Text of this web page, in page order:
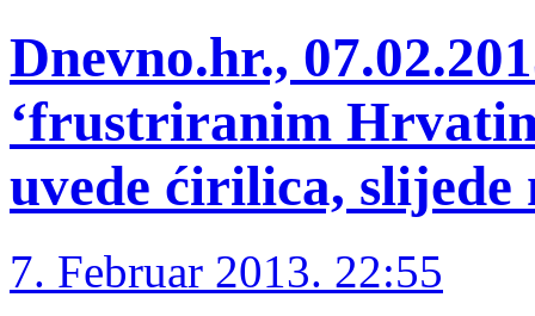
Dnevno.hr.,
‘frustriranim
uvede ćirilica,
7. Februar 2013. 22:55